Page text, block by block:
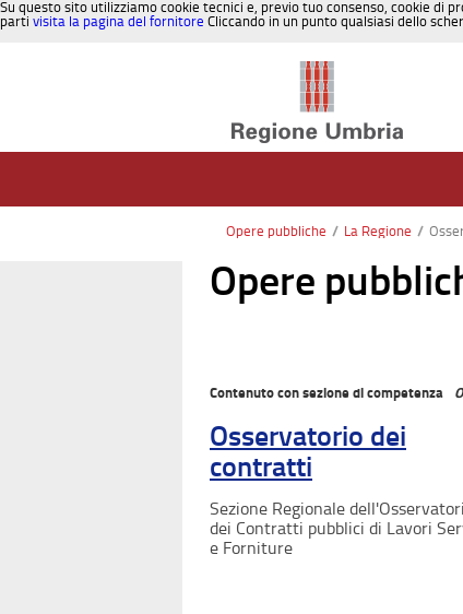
Su questo sito utilizziamo cookie tecnici e, previo tuo consenso, cookie di
parti visita la pagina del fornitore Cliccando in un punto qualsiasi dello
Opere pubbliche / La Regione /
Opere
Contenuto con sezione di competenza
Osservatorio dei
contratti
Sezione Regionale
dei Contratti pubblici di Lavori
e Forniture